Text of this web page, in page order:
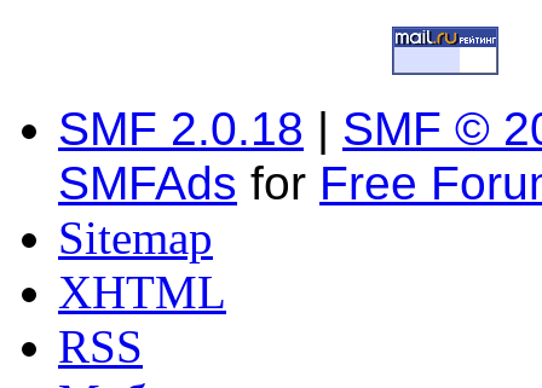
SMF 2.0.18 | SMF ©
SMFAds for Free
Sitemap
XHTML
RSS